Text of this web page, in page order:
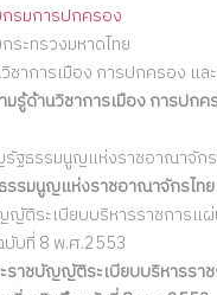
รมการปกครอง
ระทรวงมหาดไทย
ชาการเมือง การปกครอง แล
รู้ด้านวิชาการเมือง การปกค
ฐธรรมนูญแห่งราชอาณาจัก
รรมนูญแห่งราชอาณาจักรไท
ติระเบียบบริหารราชการแ
บับที่ 8 พ.ศ.2553
ราชบัญญัติระเบียบบริหารรา